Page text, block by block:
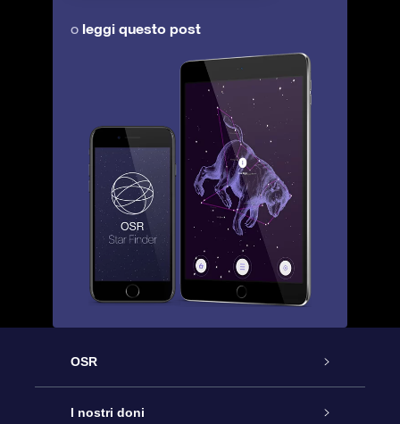
o leggi questo post
OSR
Assistenza
I nostri doni